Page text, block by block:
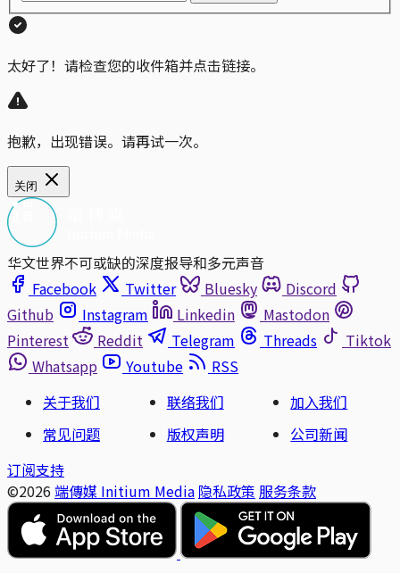
太好了！请检查您的收件箱并点击链接。
抱歉，出现错误。请再试一次。
关闭
华文世界不可或缺的深度报导和多元声音
Facebook
Twitter Bluesky
Discord
Github
Instagram Linkedin
Mastodon
Pinterest
Reddit Telegram Threads
Tiktok
Whatsapp
Youtube
RSS
关于我们
联络我们
加入我们
常见问题
版权声明
公司新闻
订阅支持
©2026 端傳媒 Initium Media 隐私政策 服务条款